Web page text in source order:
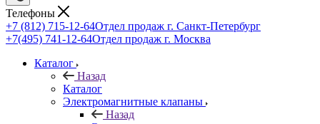
Телефоны
+7 (812) 715-12-64Отдел продаж г. Санкт-Петербург
+7(495) 741-12-64Отдел продаж г. Москва
Каталог
Назад
Каталог
Электромагнитные клапаны
Назад